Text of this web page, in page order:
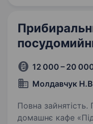
12 000 – 20
Молдавчук
Повна зайнятість. Привіт! Ми — невелике
домашнє кафе